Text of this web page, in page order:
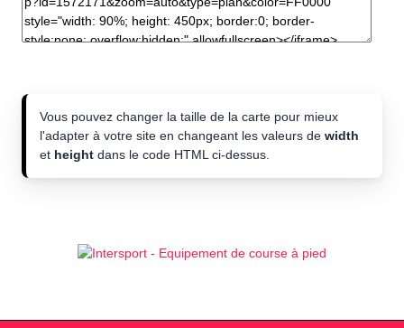
Vous pouvez changer la taille de la carte pour mieux
l'adapter à votre site en changeant les valeurs de width
et height dans le code HTML ci-dessus.